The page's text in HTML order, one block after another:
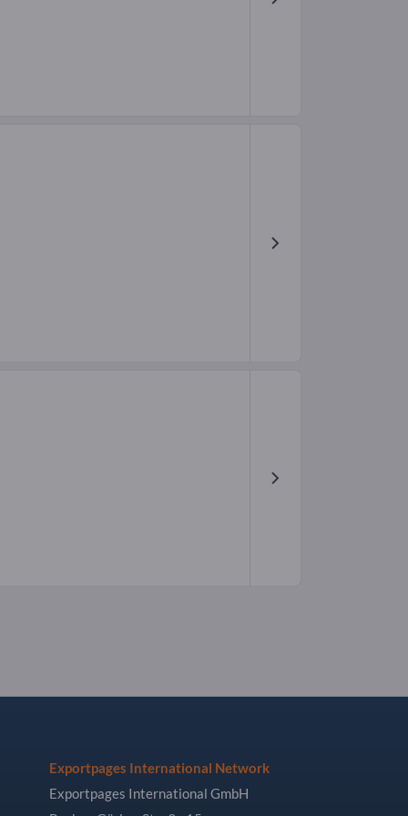
Exportpages International Network
Exportpages International GmbH